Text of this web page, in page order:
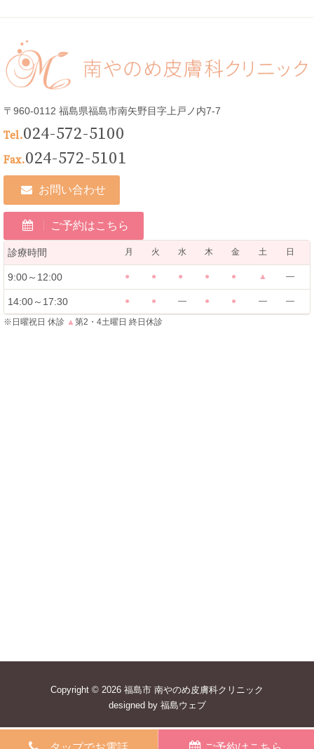
ー
〒960-0112 福島県福島市南矢野目字上戸ノ内7-7
Tel.024-572-5100
Fax.024-572-5101
お問い合わせ
ご予約はこちら
診療時間 月 火 水 木 金 土 日
9:00～12:00 ● ● ● ● ● ▲ ―
14:00～17:30 ● ● ― ● ● ― ―
※日曜祝日 休診 ▲ 第2・4土曜日 終日休診
Copyright © 2026 福島市 南やのめ皮膚科クリニック
designed by 福島ウェブ